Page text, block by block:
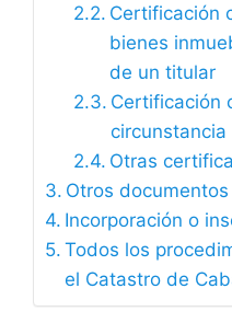
Certificación
bienes
de un titular
Certificación
Otras
Otros
Incorporación o
Todos los
el Catastro de